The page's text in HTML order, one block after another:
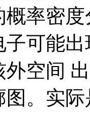
率密
可能
空间
图。实